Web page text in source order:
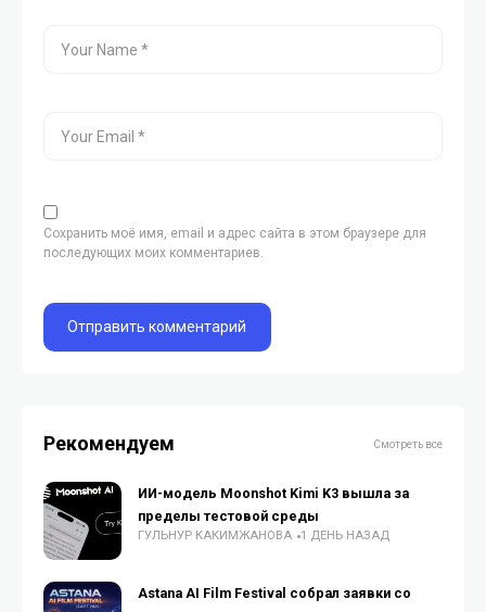
Сохранить моё имя, email и адрес сайта в этом браузере для
последующих моих комментариев.
Рекомендуем Смотреть все
ИИ-модель Moonshot Kimi K3 вышла за
пределы тестовой среды
ГУЛЬНУР КАКИМЖАНОВА 1 ДЕНЬ НАЗАД
Astana AI Film Festival собрал заявки со